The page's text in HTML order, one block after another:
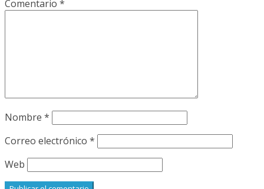
Comentario *
Nombre *
Correo electrónico *
Web